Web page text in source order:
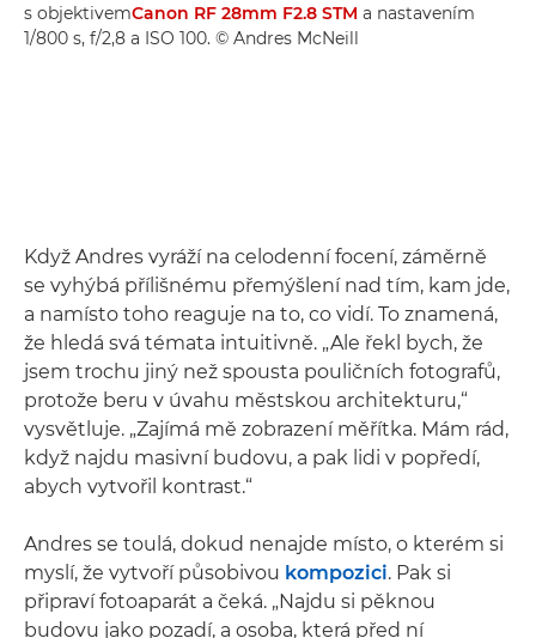
s objektivemCanon RF 28mm F2.8 STM a nastavením
1/800 s, f/2,8 a ISO 100. © Andres McNeill
Když Andres vyráží na celodenní focení, záměrně
se vyhýbá přílišnému přemýšlení nad tím, kam jde,
a namísto toho reaguje na to, co vidí. To znamená,
že hledá svá témata intuitivně. „Ale řekl bych, že
jsem trochu jiný než spousta pouličních fotografů,
protože beru v úvahu městskou architekturu,“
vysvětluje. „Zajímá mě zobrazení měřítka. Mám rád,
když najdu masivní budovu, a pak lidi v popředí,
abych vytvořil kontrast.“
Andres se toulá, dokud nenajde místo, o kterém si
myslí, že vytvoří působivou kompozici. Pak si
připraví fotoaparát a čeká. „Najdu si pěknou
budovu jako pozadí, a osoba, která před ní